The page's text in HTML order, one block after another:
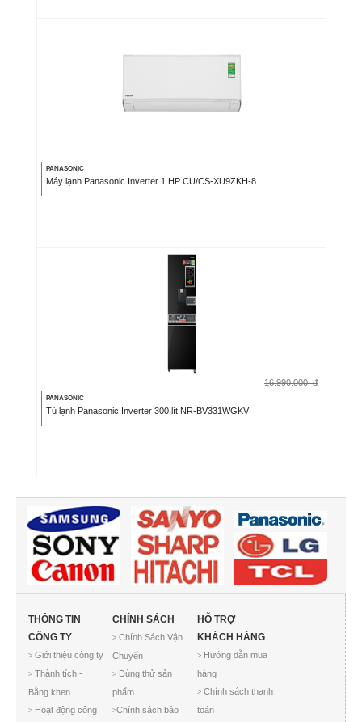
PANASONIC
Máy lạnh Panasonic Inverter 1 HP CU/CS-XU9ZKH-8
16.990.000 đ
PANASONIC
Tủ lạnh Panasonic Inverter 300 lít NR-BV331WGKV
THÔNG TIN
CÔNG TY
> Giới thiệu công ty
> Thành tích -
Bằng khen
> Hoạt động công
CHÍNH SÁCH
> Chính Sách Vận
Chuyển
> Dùng thử sản
phẩm
>Chính sách bảo
HỖ TRỢ
KHÁCH HÀNG
>Hướng dẫn mua
hàng
>Chính sách thanh
toán